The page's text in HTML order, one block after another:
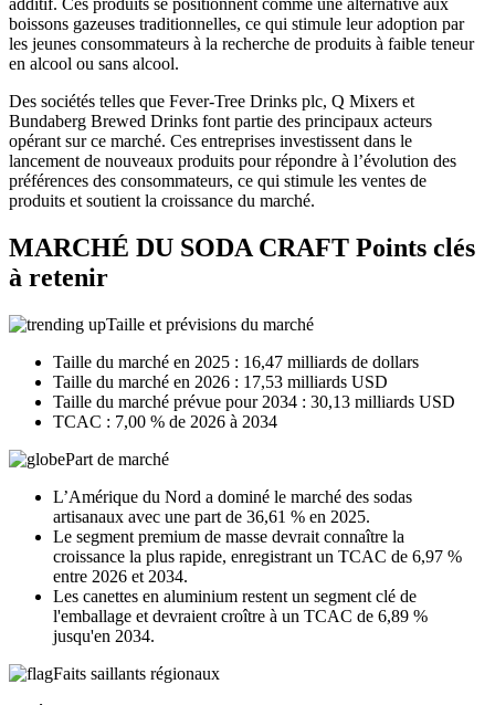
additif. Ces produits se positionnent comme une alternative aux
boissons gazeuses traditionnelles, ce qui stimule leur adoption par
les jeunes consommateurs à la recherche de produits à faible teneur
en alcool ou sans alcool.
Des sociétés telles que Fever-Tree Drinks plc, Q Mixers et
Bundaberg Brewed Drinks font partie des principaux acteurs
opérant sur ce marché. Ces entreprises investissent dans le
lancement de nouveaux produits pour répondre à l’évolution des
préférences des consommateurs, ce qui stimule les ventes de
produits et soutient la croissance du marché.
MARCHÉ DU SODA CRAFT Points clés
à retenir
Taille et prévisions du marché
Taille du marché en 2025 : 16,47 milliards de dollars
Taille du marché en 2026 : 17,53 milliards USD
Taille du marché prévue pour 2034 : 30,13 milliards USD
TCAC : 7,00 % de 2026 à 2034
Part de marché
L’Amérique du Nord a dominé le marché des sodas
artisanaux avec une part de 36,61 % en 2025.
Le segment premium de masse devrait connaître la
croissance la plus rapide, enregistrant un TCAC de 6,97 %
entre 2026 et 2034.
Les canettes en aluminium restent un segment clé de
l'emballage et devraient croître à un TCAC de 6,89 %
jusqu'en 2034.
Faits saillants régionaux